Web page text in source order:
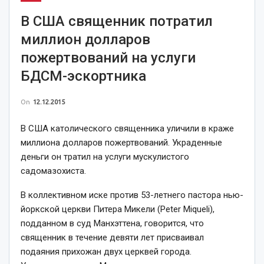
В США священник потратил
миллион долларов
пожертвований на услуги
БДСМ-эскортника
On 12.12.2015
В США католического священника уличили в краже
миллиона долларов пожертвований. Украденные
деньги он тратил на услуги мускулистого
садомазохиста.
В коллективном иске против 53-летнего пастора нью-
йоркской церкви Питера Микели (Peter Miqueli),
подданном в суд Манхэттена, говорится, что
священник в течение девяти лет присваивал
подаяния прихожан двух церквей города.